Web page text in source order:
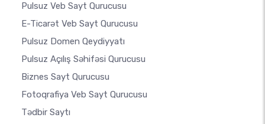
Pulsuz Veb Sayt Qurucusu
E-Ticarət Veb Sayt Qurucusu
Pulsuz Domen Qeydiyyatı
Pulsuz Açılış Səhifəsi Qurucusu
Biznes Sayt Qurucusu
Fotoqrafiya Veb Sayt Qurucusu
Tədbir Saytı